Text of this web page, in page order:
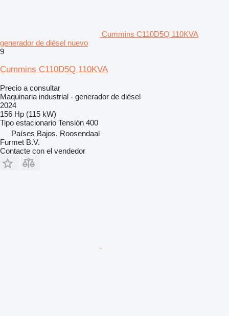
Cummins C110D5Q 110KVA
generador de diésel nuevo
9
Cummins C110D5Q 110KVA
Precio a consultar
Maquinaria industrial - generador de diésel
2024
156 Hp (115 kW)
Tipo estacionario Tensión 400
Países Bajos, Roosendaal
Furmet B.V.
Contacte con el vendedor